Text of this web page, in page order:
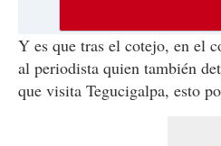
Y es que tras el cotejo, en el
al periodista quien también
que visita Tegucigalpa, esto